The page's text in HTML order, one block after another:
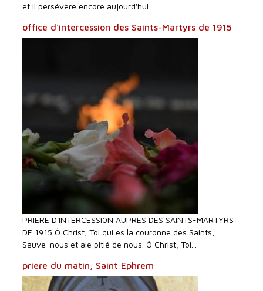
et il persévère encore aujourd'hui...
office d'intercession des Saints-Martyrs de 1915
PRIERE D'INTERCESSI0N AUPRES DES SAINTS-MARTYRS
DE 1915 Ô Christ, Toi qui es la couronne des Saints,
Sauve-nous et aie pitié de nous. Ô Christ, Toi...
prière du matin, Saint Ephrem